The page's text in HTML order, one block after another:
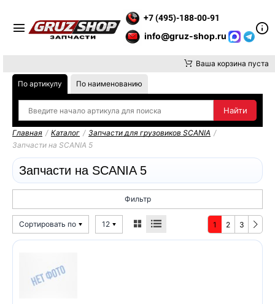
+7 (495)-188-00-91
info@gruz-shop.ru
Ваша корзина пуста
По артикулу По наименованию
Главная / Каталог / Запчасти для грузовиков SCANIA /
Запчасти на SCANIA 5
Запчасти на SCANIA 5
Фильтр
Сортировать по 12 1 2 3